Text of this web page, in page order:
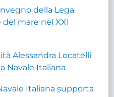
della Lega
del mare nel XXI
Alessandra Locatelli
Navale Italiana
Italiana supporta